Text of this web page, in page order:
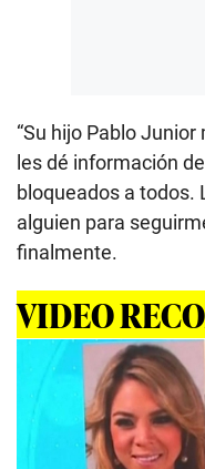
“Su hijo Pablo
les dé información
bloqueados a todos.
alguien para
finalmente.
VIDEO